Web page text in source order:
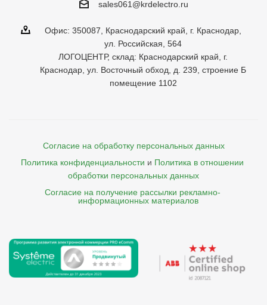
sales061@krdelectro.ru
Офис: 350087, Краснодарский край, г. Краснодар,
ул. Российская, 564
ЛОГОЦЕНТР, склад: Краснодарский край, г.
Краснодар, ул. Восточный обход, д. 239, строение Б
помещение 1102
Согласие на обработку персональных данных
Политика конфиденциальности и Политика в отношении
обработки персональных данных
Согласие на получение рассылки рекламно-
    информационных материалов